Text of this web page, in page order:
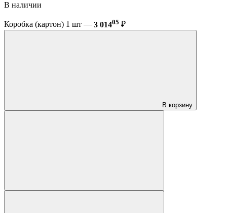
В наличии
Коробка (картон) 1 шт — 3 01405 ₽
В корзину